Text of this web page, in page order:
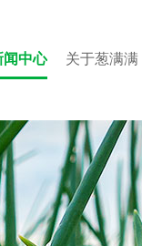
闻中心 关于葱满满